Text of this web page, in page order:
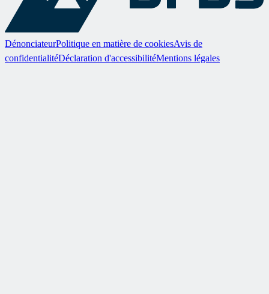
DénonciateurPolitique en matière de cookiesAvis de
confidentialitéDéclaration d'accessibilitéMentions légales